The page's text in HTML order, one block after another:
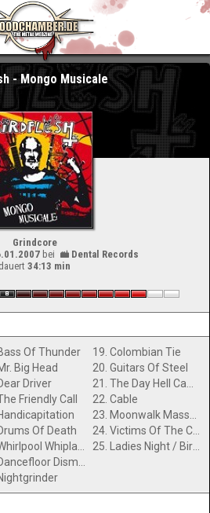
- Mongo Musicale
Grindcore
bei
Dental Records
dauert 34:13 min
Of Thunder
Big Head
Driver
Friendly Call
Of Death
19. Colombian Tie
20. Guitars Of Steel
22. Cable
24. Victims Of The Cat
25. Ladies Night / Birdo Might